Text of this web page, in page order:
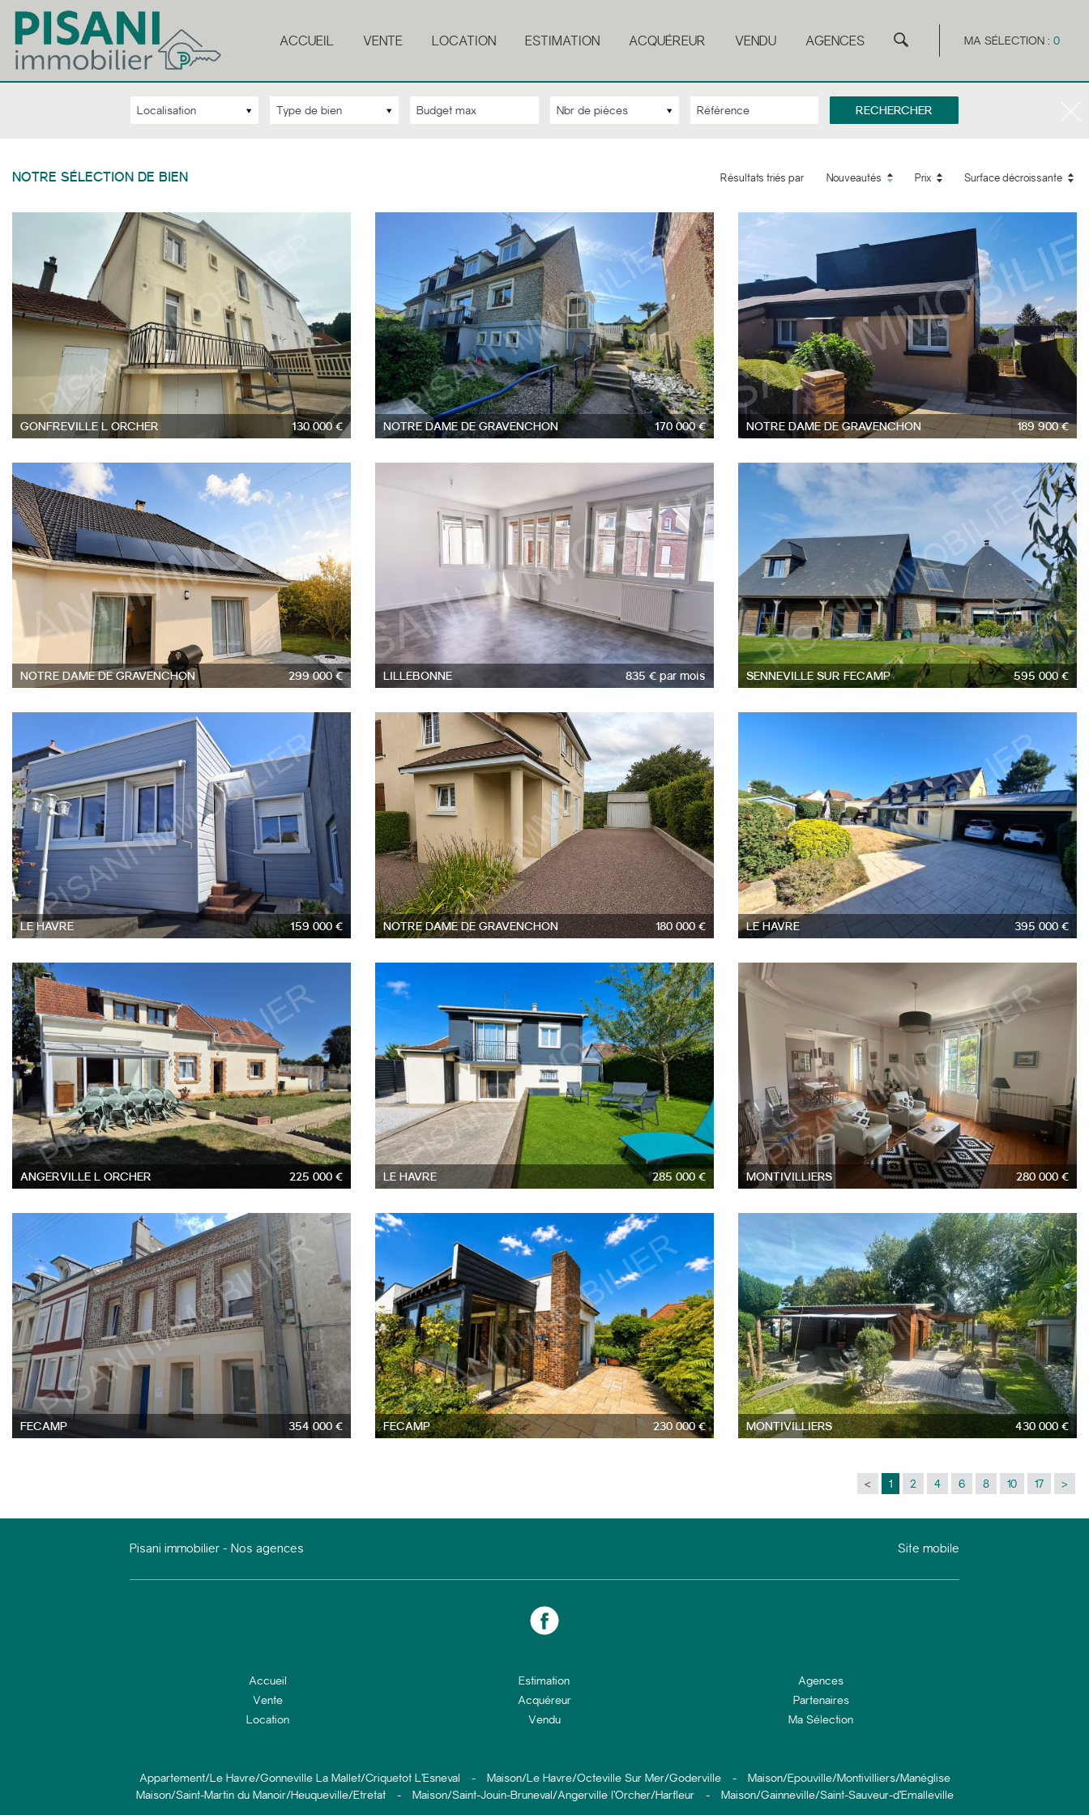
ACCUEIL VENTE LOCATION ESTIMATION ACQUÉREUR VENDU AGENCES MA SÉLECTION : 0
Localisation Type de bien Nbr de pièces
NOTRE SÉLECTION DE BIEN Résultats triés par Nouveautés Prix Surface décroissante
GONFREVILLE L ORCHER 130 000 €
3
NOTRE DAME DE GRAVENCHON 170 000 € NOTRE DAME DE GRAVENCHON 189 900 €
5
NOTRE DAME DE GRAVENCHON 299 000 € LILLEBONNE 835 € par mois
5
SENNEVILLE SUR FECAMP 595 000 €
LE HAVRE 159 000 €
4
NOTRE DAME DE GRAVENCHON 180 000 €
4
LE HAVRE 395 000 €
6
ANGERVILLE L ORCHER 225 000 €
6
LE HAVRE 285 000 €
4
MONTIVILLIERS 280 000 €
4
FECAMP 354 000 €
5
FECAMP 230 000 €
4
MONTIVILLIERS 430 000 €
4
< 1 2 4 6 8 10 17 >
Pisani immobilier - Nos agences Site mobile
Accueil
Vente
Location
Estimation
Acquéreur
Vendu
Agences
Partenaires
Ma Sélection
Appartement/Le Havre/Gonneville La Mallet/Criquetot L’Esneval - Maison/Le Havre/Octeville Sur Mer/Goderville -
Maison/Epouville/Montivilliers/Manéglise
Maison/Saint-Martin du Manoir/Heuqueville/Etretat
- Maison/Saint-Jouin-Bruneval/Angerville l’Orcher/Harfleur - Maison/Gainneville/Saint-Sauveur-d’Emalleville